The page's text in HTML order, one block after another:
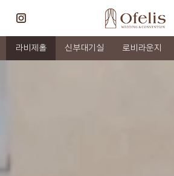
라비제홀 신부대기실 로비라운지